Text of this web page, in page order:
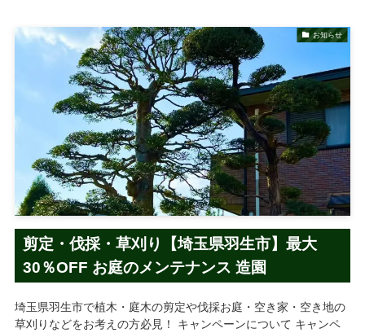
お知らせ
剪定・伐採・草刈り【埼玉県羽生市】最大
30％OFF お庭のメンテナンス 造園
埼玉県羽生市で植木・庭木の剪定や伐採お庭・空き家・空き地の
草刈りなどをお考えの方必見！ キャンペーンについて キャンペ